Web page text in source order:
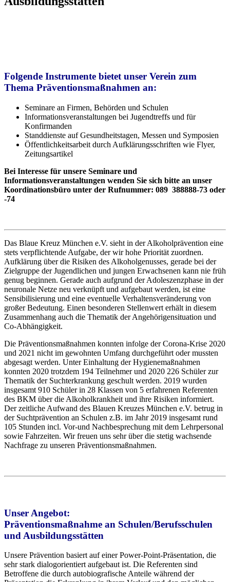
Folgende Instrumente bietet unser Verein zum
Thema Präventionsmaßnahmen an:
Seminare an Firmen, Behörden und Schulen
Informationsveranstaltungen bei Jugendtreffs und für
Konfirmanden
Standdienste auf Gesundheitstagen, Messen und Symposien
Öffentlichkeitsarbeit durch Aufklärungsschriften wie Flyer,
Zeitungsartikel
Bei Interesse für unsere Seminare und
Informationsveranstaltungen wenden Sie sich bitte an unser
Koordinationsbüro unter der Rufnummer: 089 388888-73 oder
-74
Das Blaue Kreuz München e.V. sieht in der Alkoholprävention eine
stets verpflichtende Aufgabe, der wir hohe Priorität zuordnen.
Aufklärung über die Risiken des Alkoholgenusses, gerade bei der
Zielgruppe der Jugendlichen und jungen Erwachsenen kann nie früh
genug beginnen. Gerade auch aufgrund der Adoleszenzphase in der
neuronale Netze neu verknüpft und aufgebaut werden, ist eine
Sensibilisierung und eine eventuelle Verhaltensveränderung von
großer Bedeutung. Einen besonderen Stellenwert erhält in diesem
Zusammenhang auch die Thematik der Angehörigensituation und
Co-Abhängigkeit.
Die Präventionsmaßnahmen konnten infolge der Corona-Krise 2020
und 2021 nicht im gewohnten Umfang durchgeführt oder mussten
abgesagt werden. Unter Einhaltung der Hygienemaßnahmen
konnten 2020 trotzdem 194 Teilnehmer und 2020 226 Schüler zur
Thematik der Suchterkrankung geschult werden. 2019 wurden
insgesamt 910 Schüler in 28 Klassen von 5 erfahrenen Referenten
des BKM über die Alkoholkrankheit und ihre Risiken informiert.
Der zeitliche Aufwand des Blauen Kreuzes München e.V. betrug in
der Suchtprävention an Schulen z.B. im Jahr 2019 insgesamt rund
105 Stunden incl. Vor-und Nachbesprechung mit dem Lehrpersonal
sowie Fahrzeiten. Wir freuen uns sehr über die stetig wachsende
Nachfrage zu unseren Präventionsmaßnahmen.
Unser Angebot:
Präventionsmaßnahme an Schulen/Berufsschulen
und Ausbildungsstätten
Unsere Prävention basiert auf einer Power-Point-Präsentation, die
sehr stark dialogorientiert aufgebaut ist. Die Referenten sind
Betroffene die durch autobiografische Anteile während der